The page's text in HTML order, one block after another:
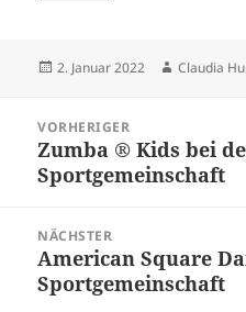
Veröffentlicht
2. Januar 2022 Autor
Claudia
VORHERIGER
Vorheriger
Beitrag:
Zumba ® Kids bei
Sportgemeinschaft
NÄCHSTER
Nächster
Beitrag:
American Square
Sportgemeinschaft